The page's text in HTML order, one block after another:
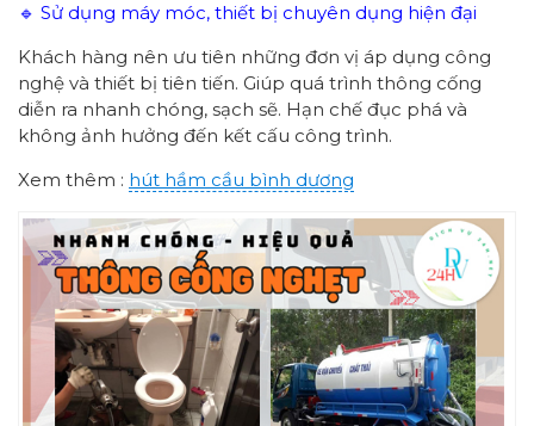
🔹 Sử dụng máy móc, thiết bị chuyên dụng hiện đại
Khách hàng nên ưu tiên những đơn vị áp dụng công
nghệ và thiết bị tiên tiến. Giúp quá trình thông cống
diễn ra nhanh chóng, sạch sẽ. Hạn chế đục phá và
không ảnh hưởng đến kết cấu công trình.
Xem thêm : hút hầm cầu bình dương